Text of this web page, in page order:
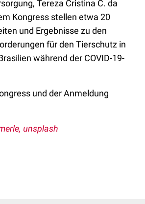
Tereza Cristina C. da
Kongress stellen etwa 20
und Ergebnisse zu den
für den Tierschutz in
während der COVID-19-
und der Anmeldung
unsplash